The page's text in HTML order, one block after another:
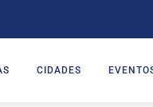
CIDADES